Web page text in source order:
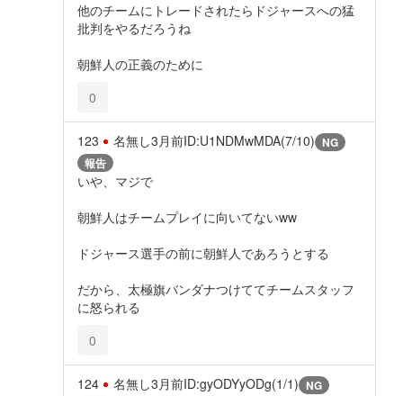
他のチームにトレードされたらドジャースへの猛
批判をやるだろうね
朝鮮人の正義のために
0
123 名無し3月前ID:U1NDMwMDA(7/10) NG
報告
いや、マジで
朝鮮人はチームプレイに向いてないww
ドジャース選手の前に朝鮮人であろうとする
だから、太極旗バンダナつけててチームスタッフ
に怒られる
0
124 名無し3月前ID:gyODYyODg(1/1) NG